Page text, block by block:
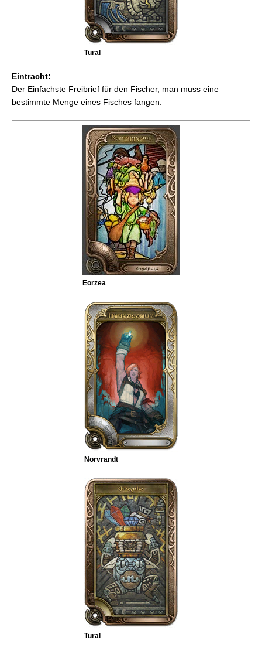
Tural
Eintracht:
Der Einfachste Freibrief für den Fischer, man muss eine
bestimmte Menge eines Fisches fangen.
Eorzea
Norvrandt
Tural